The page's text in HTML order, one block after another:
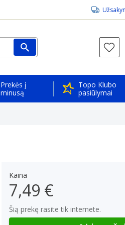
Prekės į
minusą
Topo Klubo
pasiūlymai
Kaina
7,49 €
Šią prekę rasite tik internete.